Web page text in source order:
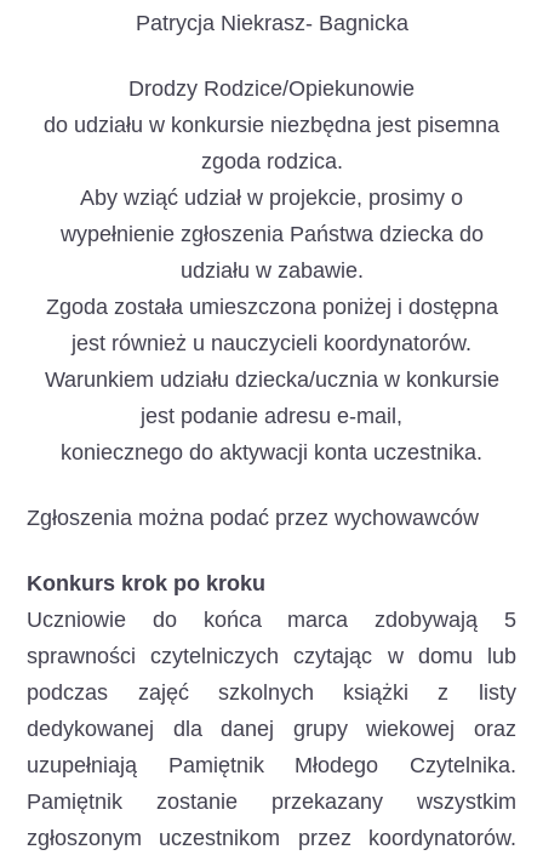
Patrycja Niekrasz- Bagnicka
Drodzy Rodzice/Opiekunowie
do udziału w konkursie niezbędna jest pisemna
zgoda rodzica.
Aby wziąć udział w projekcie, prosimy o
wypełnienie zgłoszenia Państwa dziecka do
udziału w zabawie.
Zgoda została umieszczona poniżej i dostępna
jest również u nauczycieli koordynatorów.
Warunkiem udziału dziecka/ucznia w konkursie
jest podanie adresu e-mail,
koniecznego do aktywacji konta uczestnika.
Zgłoszenia można podać przez wychowawców
Konkurs krok po kroku
Uczniowie do końca marca zdobywają 5
sprawności czytelniczych czytając w domu lub
podczas zajęć szkolnych książki z listy
dedykowanej dla danej grupy wiekowej oraz
uzupełniają Pamiętnik Młodego Czytelnika.
Pamiętnik zostanie przekazany wszystkim
zgłoszonym uczestnikom przez koordynatorów.